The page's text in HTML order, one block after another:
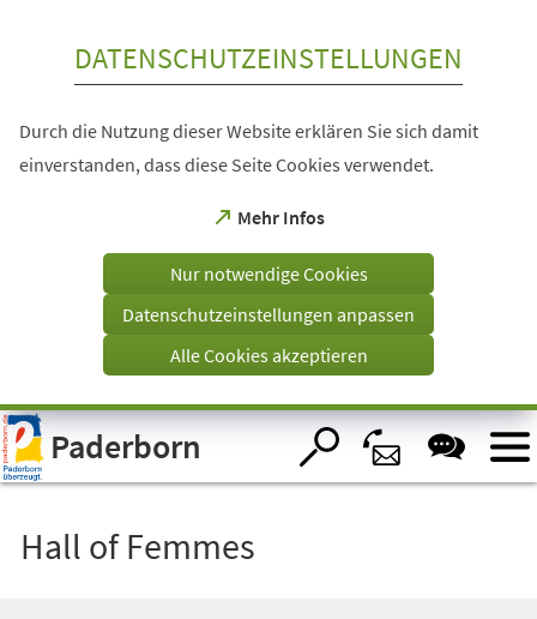
Visuelle
Assistenzsoftware
öffnen.
DATENSCHUTZEINSTELLUNGEN
Durch die Nutzung dieser Website erklären Sie sich damit
einverstanden, dass diese Seite Cookies verwendet.
Mehr Infos
(Öffnet
einem
Tab)
Nur notwendige Cookies
Datenschutzeinstellungen anpassen
Alle Cookies akzeptieren
Paderborn
Hall of Femmes